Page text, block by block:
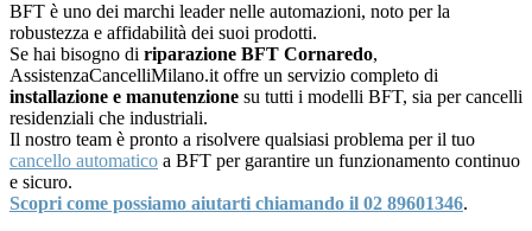
BFT è uno dei marchi leader nelle automazioni, noto per la
robustezza e affidabilità dei suoi prodotti.
Se hai bisogno di riparazione BFT Cornaredo,
AssistenzaCancelliMilano.it offre un servizio completo di
installazione e manutenzione su tutti i modelli BFT, sia per cancelli
residenziali che industriali.
Il nostro team è pronto a risolvere qualsiasi problema per il tuo
cancello automatico a BFT per garantire un funzionamento continuo
e sicuro.
Scopri come possiamo aiutarti chiamando il 02 89601346.